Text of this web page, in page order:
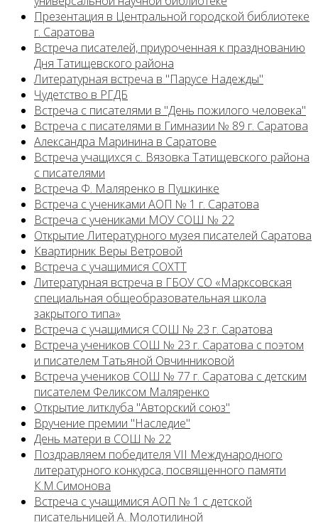
Презентация в Центральной городской библиотеке
г. Саратова
Встреча писателей, приуроченная к празднованию
Дня Татищевского района
Литературная встреча в "Парусе Надежды"
Чудетство в РГДБ
Встреча с писателями в "День пожилого человека"
Встреча с писателями в Гимназии № 89 г. Саратова
Александра Маринина в Саратове
Встреча учащихся с. Вязовка Татищевского района
с писателями
Встреча Ф. Маляренко в Пушкинке
Встреча с учениками АОП № 1 г. Саратова
Встреча с учениками МОУ СОШ № 22
Открытие Литературного музея писателей Саратова
Квартирник Веры Ветровой
Встреча с учащимися СОХТТ
Литературная встреча в ГБОУ СО «Марксовская
специальная общеобразовательная школа
закрытого типа»
Встреча с учащимися СОШ № 23 г. Саратова
Встреча учеников СОШ № 23 г. Саратова с поэтом
и писателем Татьяной Овчинниковой
Встреча учеников СОШ № 77 г. Саратова с детским
писателем Феликсом Маляренко
Открытие литклуба "Авторский союз"
Вручение премии "Наследие"
День матери в СОШ № 22
Поздравляем победителя VII Международного
литературного конкурса, посвященного памяти
К.М.Симонова
Встреча с учащимися АОП № 1 с детской
писательницей А. Молотилиной